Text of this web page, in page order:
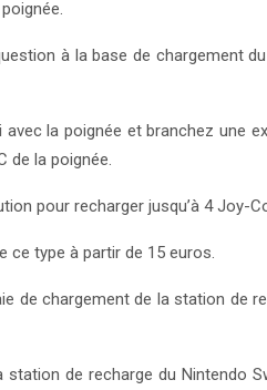
à la base de chargement
la poignée et branchez une
de la poignée.
pour recharger jusqu’à 4 Joy-
ce type à partir de 15 euros.
de chargement de la station de
de recharge du Nintendo